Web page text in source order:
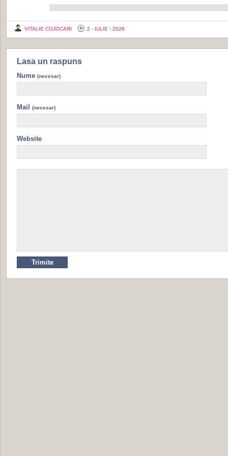
VITALIE COJOCARI 2 - IULIE - 2026
Lasa un raspuns
Nume (necesar)
Mail (necesar)
Website